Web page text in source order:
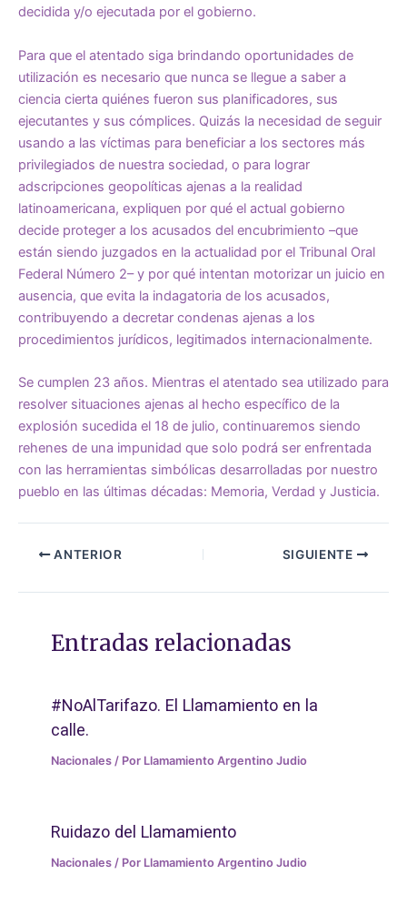
decidida y/o ejecutada por el gobierno.
Para que el atentado siga brindando oportunidades de
utilización es necesario que nunca se llegue a saber a
ciencia cierta quiénes fueron sus planificadores, sus
ejecutantes y sus cómplices. Quizás la necesidad de seguir
usando a las víctimas para beneficiar a los sectores más
privilegiados de nuestra sociedad, o para lograr
adscripciones geopolíticas ajenas a la realidad
latinoamericana, expliquen por qué el actual gobierno
decide proteger a los acusados del encubrimiento –que
están siendo juzgados en la actualidad por el Tribunal Oral
Federal Número 2– y por qué intentan motorizar un juicio en
ausencia, que evita la indagatoria de los acusados,
contribuyendo a decretar condenas ajenas a los
procedimientos jurídicos, legitimados internacionalmente.
Se cumplen 23 años. Mientras el atentado sea utilizado para
resolver situaciones ajenas al hecho específico de la
explosión sucedida el 18 de julio, continuaremos siendo
rehenes de una impunidad que solo podrá ser enfrentada
con las herramientas simbólicas desarrolladas por nuestro
pueblo en las últimas décadas: Memoria, Verdad y Justicia.
ANTERIOR SIGUIENTE
Entradas relacionadas
#NoAlTarifazo. El Llamamiento en la
calle.
Nacionales / Por Llamamiento Argentino Judio
Ruidazo del Llamamiento
Nacionales / Por Llamamiento Argentino Judio